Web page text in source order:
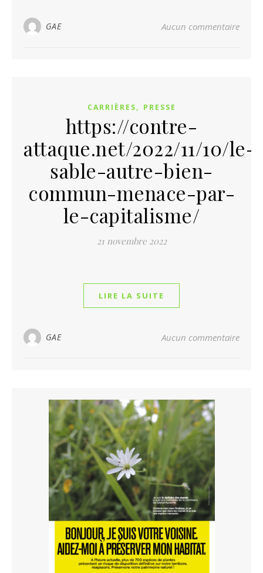
GAE Aucun commentaire
CARRIÈRES, PRESSE
https://contre-
attaque.net/2022/11/10/le-
sable-autre-bien-
commun-menace-par-
le-capitalisme/
21 novembre 2022
LIRE LA SUITE
GAE Aucun commentaire